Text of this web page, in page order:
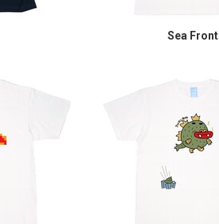
Sea Front